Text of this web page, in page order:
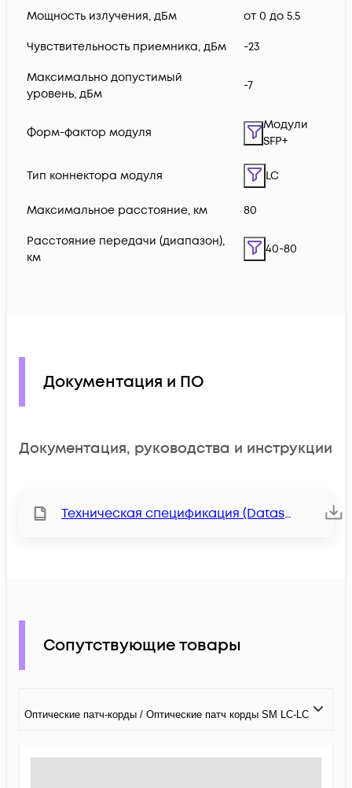
Мощность излучения, дБм от 0 до 5.5
Чувствительность приемника, дБм -23
Максимально допустимый
уровень, дБм
-7
Форм-фактор модуля
Модули
SFP+
Тип коннектора модуля LC
Максимальное расстояние, км 80
Расстояние передачи (диапазон),
км
40-80
Документация и ПО
Документация, руководства и инструкции
Техническая спецификация (Datasheet)
Сопутствующие товары
Оптические патч-корды / Оптические патч корды SM LC-LC